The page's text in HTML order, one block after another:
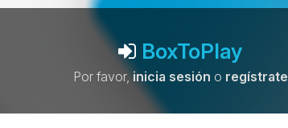
BoxToPlay
Por favor,inicia sesión o regístrate